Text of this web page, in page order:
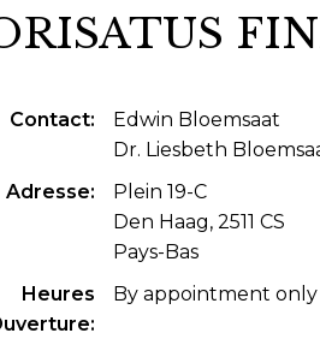
UNE LIBRAIRIE
INTERNATIONAUX DE LA
ES US ET COUTUMES DE LA
DE LA LILA
& MENTORAT
CATALOGUES
RÉPERTOIRE
Contact
Edwin Bloemsaat
Dr. Liesbeth
Adresse
Plein 19-C
Den Haag, 2511 CS
Pays-Bas
Heures
By appointment only